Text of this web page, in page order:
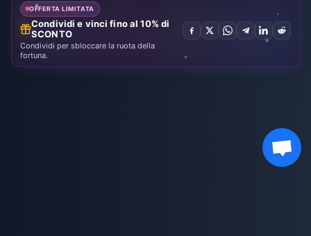
OFFERTA LIMITATA
Condividi e vinci fino al 10% di
SCONTO
Condividi per sbloccare la ruota della
fortuna.